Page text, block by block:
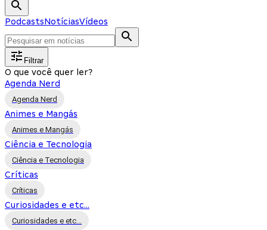
PodcastsNotíciasVídeos
Filtrar
O que você quer ler?
Agenda Nerd
Agenda Nerd
Animes e Mangás
Animes e Mangás
Ciência e Tecnologia
Ciência e Tecnologia
Críticas
Críticas
Curiosidades e etc...
Curiosidades e etc...